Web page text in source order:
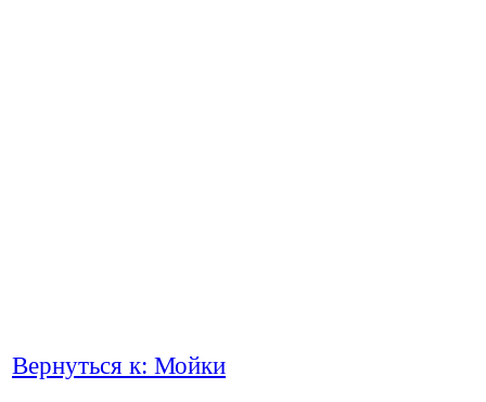
Вернуться к: Мойки